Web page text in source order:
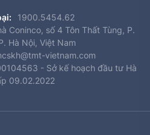
1900.5454.62
Coninco, số 4 Tôn Thất Tùng, P.
Hà Nội, Việt Nam
vietnam.com
- Sở kế hoạch đầu tư Hà
09.02.2022